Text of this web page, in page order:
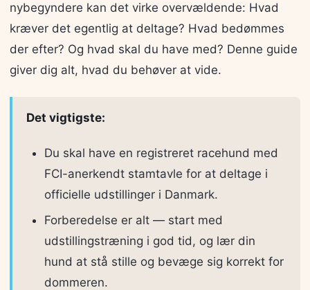
nybegyndere kan det virke overvældende: Hvad
kræver det egentlig at deltage? Hvad bedømmes
der efter? Og hvad skal du have med? Denne guide
giver dig alt, hvad du behøver at vide.
Det vigtigste:
Du skal have en registreret racehund med
FCI-anerkendt stamtavle for at deltage i
officielle udstillinger i Danmark.
Forberedelse er alt — start med
udstillingstræning i god tid, og lær din
hund at stå stille og bevæge sig korrekt for
dommeren.